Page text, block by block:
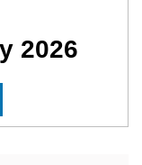
2026